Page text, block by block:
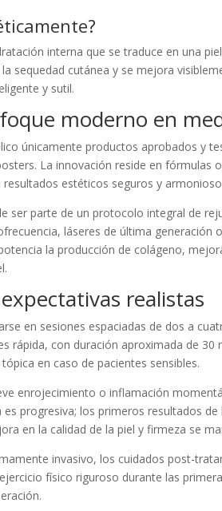
interna que se traduce en una
sequedad cutánea y se mejora
y sutil.
moderno en
únicamente productos aprobados y
La innovación reside en fórmulas
estéticos seguros y
ser parte de un protocolo integral de
láseres de última
la producción de colágeno,
realistas
en sesiones espaciadas de dos a
rápida, con duración aproximada de
en caso de pacientes sensibles.
enrojecimiento o inflamación
progresiva; los primeros resultados
en la calidad de la piel y firmeza se
invasivo, los cuidados post-
físico riguroso durante las